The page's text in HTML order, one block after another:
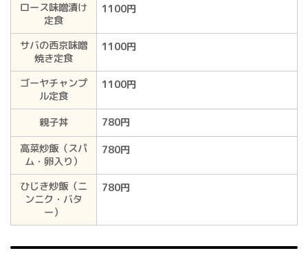
ロース味噌漬け
定食
1100円
サバの西京味噌
焼き定食
1100円
ゴーヤチャンプ
ル定食
1100円
親子丼
780円
高菜炒飯（スパ
ム・卵入り）
780円
ひじき炒飯（ニ
ンニク・バタ
ー）
780円